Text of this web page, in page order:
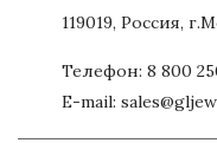
119019, Россия,
Телефон: 8 800
E-mail: